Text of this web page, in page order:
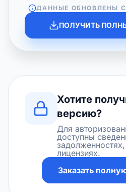
ДАННЫЕ ОБНОВЛЕНЫ
ПОЛУЧИТЬ
Хотите
версию?
Для
доступны
лицензиях.
Заказать